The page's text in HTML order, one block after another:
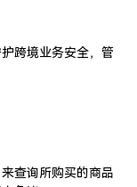
跨境业务安全，管
查询所购买的商品